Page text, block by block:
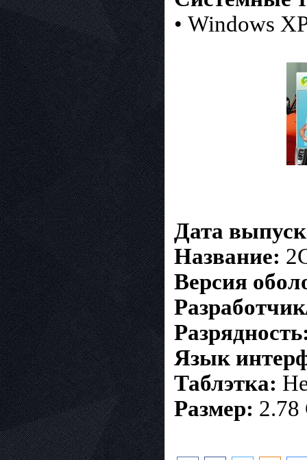
• Windows
Дата
Название:
Версия
Язык
Таблэтка:
Размер: 2.78